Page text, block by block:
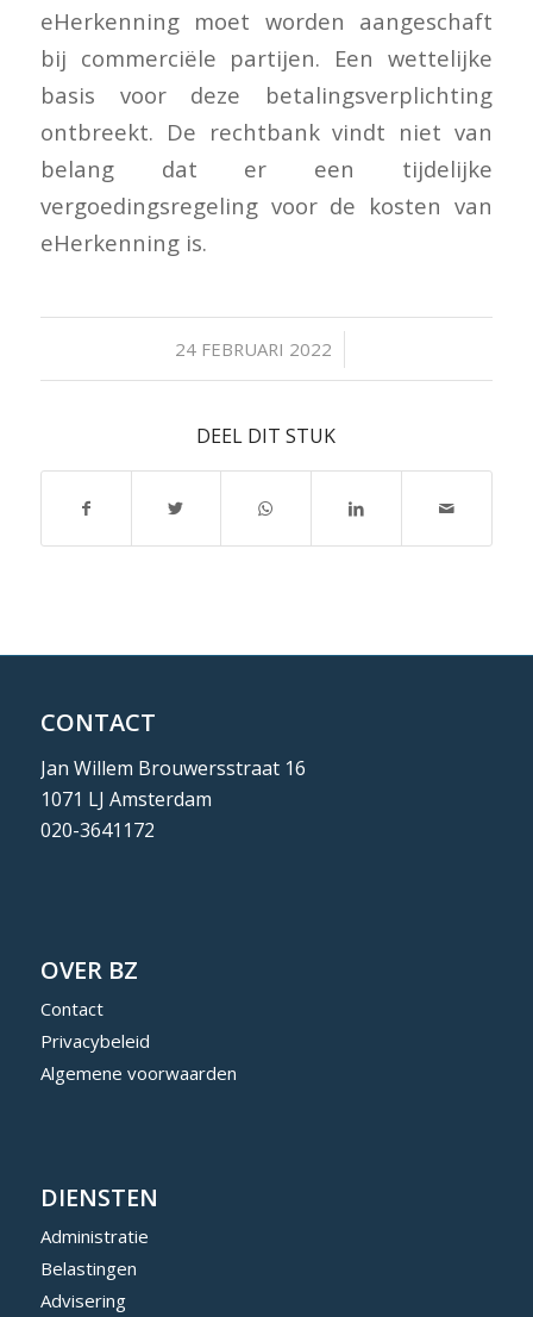
eHerkenning moet worden aangeschaft
bij commerciële partijen. Een wettelijke
basis voor deze betalingsverplichting
ontbreekt. De rechtbank vindt niet van
belang dat er een tijdelijke
vergoedingsregeling voor de kosten van
eHerkenning is.
24 FEBRUARI 2022
/
DEEL DIT STUK
CONTACT
Jan Willem Brouwersstraat 16
1071 LJ Amsterdam
020-3641172
OVER BZ
Contact
Privacybeleid
Algemene voorwaarden
DIENSTEN
Administratie
Belastingen
Advisering